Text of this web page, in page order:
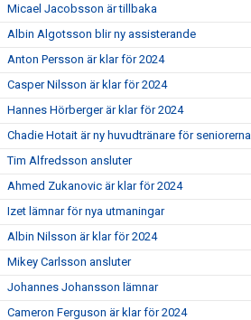
Micael Jacobsson är tillbaka
Albin Algotsson blir ny assisterande
Anton Persson är klar för 2024
Casper Nilsson är klar för 2024
Hannes Hörberger är klar för 2024
Chadie Hotait är ny huvudtränare för seniorerna
Tim Alfredsson ansluter
Ahmed Zukanovic är klar för 2024
Izet lämnar för nya utmaningar
Albin Nilsson är klar för 2024
Mikey Carlsson ansluter
Johannes Johansson lämnar
Cameron Ferguson är klar för 2024